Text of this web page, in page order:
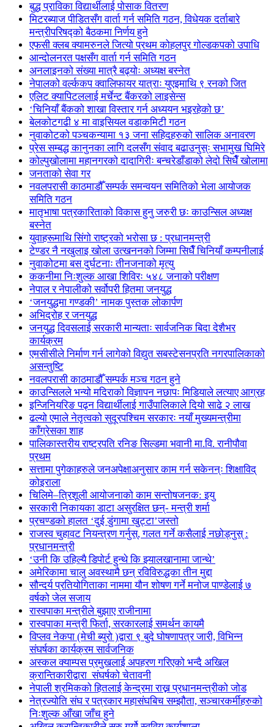
बुद्ध प्राविका विद्यार्थीलाई पोसाक वितरण
मिटरब्याज पीडितसँग वार्ता गर्न समिति गठन, विधेयक दर्ताबारे
मन्त्रीपरिषद्को बैठकमा निर्णय हुने
एफसी क्लब क्यामरुनले जित्यो प्रथम कोहलपुर गोल्डकपको उपाधि
आन्दोलनरत पक्षसँग वार्ता गर्न समिति गठन
अनलाइनको संख्या मात्रै बढ्योः अध्यक्ष बस्नेत
नेपालको वर्ल्ककप क्वालिफायर यात्राः युएइमाथि ९ रनको जित
एलिट क्यापिटललाई मर्चेन्ट बैंकरको लाइसेन्स
‘चिनियाँ बैंकको शाखा विस्तार गर्न अध्ययन भइरहेको छ’
बेलकोटगढी ४ मा वाइसियल वडाकमिटी गठन
नुवाकोटको पञ्चकन्यामा १३ जना सहिदहरुको सालिक अनावरण
प्रेस सम्बद्ध कानुनका लागि दलसँग संवाद बढाउनुस्ः सभामुख घिमिरे
कोल्पुखोलामा महानगरको दादागिरीः बन्चरेडाँडाको लेदो सिधैँ खोलामा
जनताको सेवा गर
नवलपरासी काठमाडौँ सम्पर्क समन्वयन समितिको भेला आयोजक
समिति गठन
मातृभाषा पत्रकारिताको विकास हुनु जरुरी छः काउन्सिल अध्यक्ष
बस्नेत
युवाहरूमाथि सिंगो राष्ट्रको भरोसा छ : प्रधानमन्त्री
टेण्डर नै नखुलाइ खोला उत्खननको जिम्मा सिधैँ चिनियाँ कम्पनीलाई
नुवाकोटमा बस दुर्घटनाः तीनजनाको मृत्यु
ककनीमा निःशुल्क आखा शिविरः ५४८ जनाको परीक्षण
नेपाल र नेपालीको सर्वोपरी हितमा जनयुद्ध
‘जनयुद्धमा गण्डकी’ नामक पुस्तक लोकार्पण
अभिद्रोह र जनयुद्ध
जनयुद्ध दिवसलाई सरकारी मान्यताः सार्वजनिक बिदा देशैभर
कार्यक्रम
एमसीसीले निर्माण गर्न लागेको विद्युत सबस्टेसनप्रति नगरपालिकाको
असन्तुष्टि
नवलपरासी काठमाडौँ सम्पर्क मञ्च गठन हुने
काउन्सिलले भन्यो मदिराको विज्ञापन नछापः मिडियाले लत्याए आग्रह
इन्जिनियरिङ पढ्न विद्यार्थीलाई गाउँपालिकाले दियो साढे २ लाख
ढल्यो एमाले नेतृत्वको सुदूरपश्चिम सरकारः नयाँ मुख्यमन्त्रीमा
काँग्रेसका शाह
पालिकास्तरीय राष्ट्रपति रनिङ सिल्डमा भवानी मा.वि. रानीपौवा
प्रथम
सत्तामा पुगेकाहरुले जनअपेक्षाअनुसार काम गर्न सकेनन्ः शिक्षाविद्
कोइराला
चिलिमे–त्रिशूली आयोजनाको काम सन्तोषजनक: इयु
सरकारी निकायका डाटा असुरक्षित छन्- मन्त्री शर्मा
प्रचण्डको हालत ‘दुई डुंगामा खुट्टा’जस्तो
राजस्व चुहावट नियन्त्रण गर्नुस्, गलत गर्ने कसैलाई नछोड्नुस् :
प्रधानमन्त्री
‘उनी कि उहिल्यै डिपोर्ट हुन्थे कि झ्यालखानामा जान्थे’
अमेरिकामा चालु अवस्थामै छन् रविविरुद्धका तीन मुद्दा
सौन्दर्य प्रतियोगिताका नाममा यौन शोषण गर्ने मनोज पाण्डेलाई ७
वर्षको जेल सजाय
रास्वपाका मन्त्रीले बुझाए राजीनामा
रास्वपाका मन्त्री फिर्ता, सरकारलाई समर्थन कायमै
विप्लव नेकपा (मेची ब्युरो )द्वारा ९ बुदे घोषणापत्र जारी, विभिन्न
संघर्षका कार्यक्रम सार्वजनिक
अस्कल क्याम्पस प्रमुखलाई अपहरण गरिएको भन्दै अखिल
क्रान्तिकारीद्वारा संघर्षको चेतावनी
नेपाली श्रमिकको हितलाई केन्द्रमा राख्न प्रधानमन्त्रीको जोड
नेत्रज्योति संघ र पत्रकार महासंघबिच सम्झौता, सञ्चारकर्मीहरुको
निःशुल्क आँखा जाँच हुने